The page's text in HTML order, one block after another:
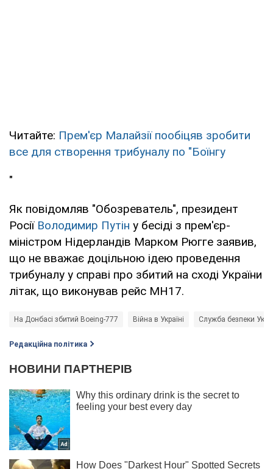
Читайте: Прем'єр Малайзії пообіцяв зробити
все для створення трибуналу по "Боїнгу
"
Як повідомляв "Обозреватель", президент
Росії Володимир Путін у бесіді з прем'єр-
міністром Нідерландів Марком Рюгге заявив,
що не вважає доцільною ідею проведення
трибуналу у справі про збитий на сході України
літак, що виконував рейс MH17.
На Донбасі збитий Boeing-777 Війна в Україні Служба безпеки
Редакційна політика